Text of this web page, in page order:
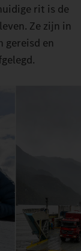
rit is de
Ze zijn in
gereisd en